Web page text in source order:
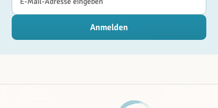
Anmelden